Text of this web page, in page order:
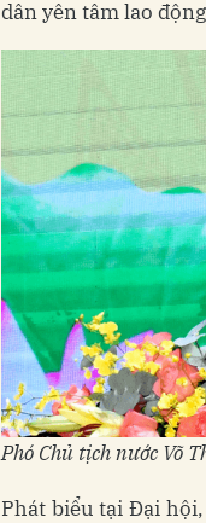
dân yên tâm lao
Phó Chủ tịch nước Võ
Phát biểu tại Đại